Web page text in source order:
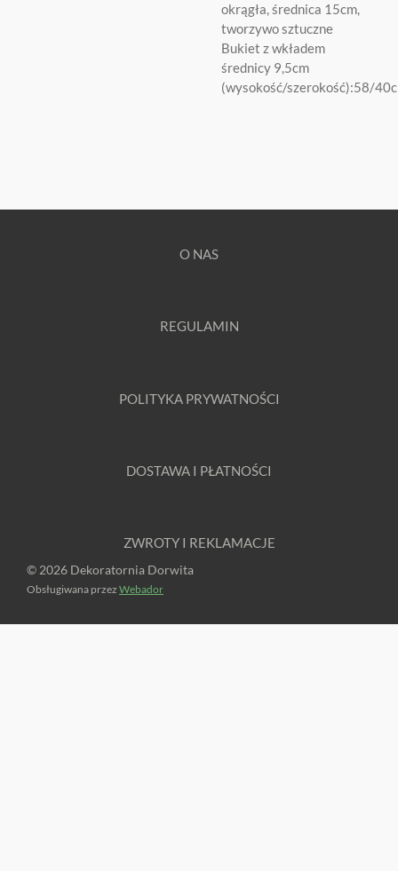
okrągła, średnica 15cm,
tworzywo sztuczne
Bukiet z wkładem
średnicy 9,5cm
(wysokość/szerokość):58/
O NAS
REGULAMIN
POLITYKA PRYWATNOŚCI
DOSTAWA I PŁATNOŚCI
ZWROTY I REKLAMACJE
© 2026 Dekoratornia Dorwita
Obsługiwana przez Webador